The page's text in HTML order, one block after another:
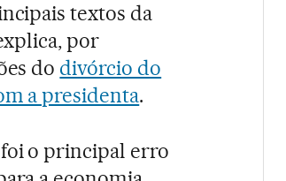
textos da
por
do divórcio do
a presidenta.
o principal erro